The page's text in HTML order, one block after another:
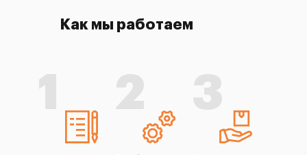
Как мы работаем
1 2 3